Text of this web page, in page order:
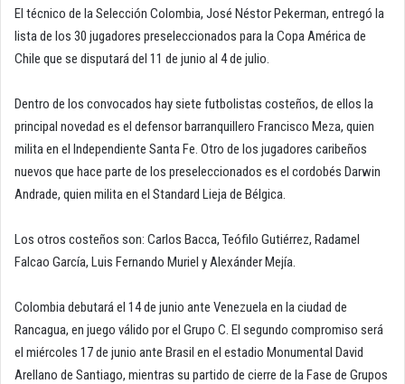
El técnico de la Selección Colombia, José Néstor Pekerman, entregó la
lista de los 30 jugadores preseleccionados para la Copa América de
Chile que se disputará del 11 de junio al 4 de julio.
Dentro de los convocados hay siete futbolistas costeños, de ellos la
principal novedad es el defensor barranquillero Francisco Meza, quien
milita en el Independiente Santa Fe. Otro de los jugadores caribeños
nuevos que hace parte de los preseleccionados es el cordobés Darwin
Andrade, quien milita en el Standard Lieja de Bélgica.
Los otros costeños son: Carlos Bacca, Teófilo Gutiérrez, Radamel
Falcao García, Luis Fernando Muriel y Alexánder Mejía.
Colombia debutará el 14 de junio ante Venezuela en la ciudad de
Rancagua, en juego válido por el Grupo C. El segundo compromiso será
el miércoles 17 de junio ante Brasil en el estadio Monumental David
Arellano de Santiago, mientras su partido de cierre de la Fase de Grupos